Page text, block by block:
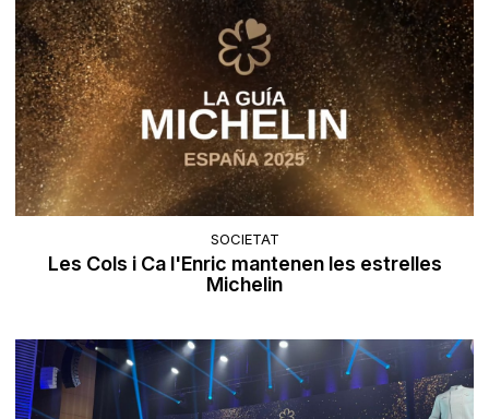
SOCIETAT
Les Cols i Ca l'Enric mantenen les estrelles
Michelin